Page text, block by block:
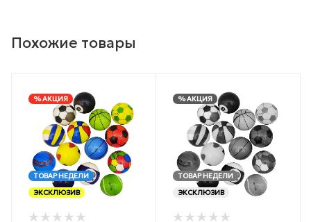
Похожие товары
% АКЦИЯ
ТОВАР НЕДЕЛИ
ЭКСКЛЮЗИВ
% АКЦИЯ
ТОВАР НЕДЕЛИ
ЭКСКЛЮЗИВ